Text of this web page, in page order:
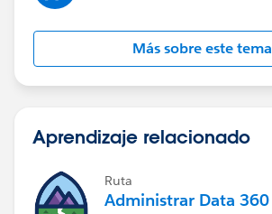
Más sobre este tema
Aprendizaje relacionado
Ruta
Administrar Data 360